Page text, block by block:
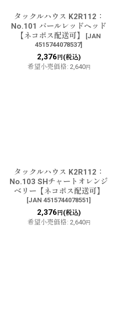
タックルハウス K2R112：
No.101 パールレッドヘッド
【ネコポス配送可】
[JAN
4515744078537]
2,376 円(税込)
希望小売価格: 2,640円
タックルハウス K2R112：
No.103 SHチャートオレンジ
ベリー【ネコポス配送可】
[JAN 4515744078551]
2,376 円(税込)
希望小売価格: 2,640円